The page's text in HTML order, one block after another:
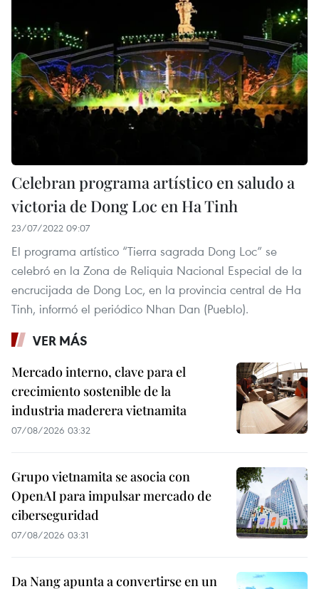
Celebran programa artístico en saludo a
victoria de Dong Loc en Ha Tinh
23/07/2022 09:07
El programa artístico “Tierra sagrada Dong Loc” se
celebró en la Zona de Reliquia Nacional Especial de la
encrucijada de Dong Loc, en la provincia central de Ha
Tinh, informó el periódico Nhan Dan (Pueblo).
VER MÁS
Mercado interno, clave para el
crecimiento sostenible de la
industria maderera vietnamita
07/08/2026 03:32
Grupo vietnamita se asocia con
OpenAI para impulsar mercado de
ciberseguridad
07/08/2026 03:31
Da Nang apunta a convertirse en un